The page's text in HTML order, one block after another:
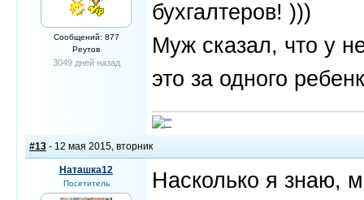
Сообщений: 877
Реутов
3049 дней назад
бухгалтеров! )))
Муж сказал, что у
это за одного
#13 - 12 мая 2015, вторник
Наташка12
Посетитель
Насколько я знаю,